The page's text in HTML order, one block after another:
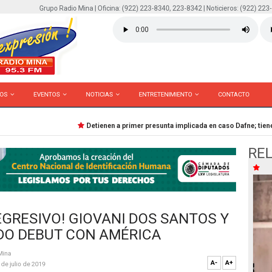
Grupo Radio Mina | Oficina: (922) 223-8340, 223-8342 | Noticieros: (922)
EVENTOS NOTICIAS ENTRETENIMIENTO CONTACTO
Detienen a primer presunta implicada en caso Dafne; tiene
GIOVANI DOS SANTOS Y
DEBUT CON AMÉRICA
julio de 2019 A- A+